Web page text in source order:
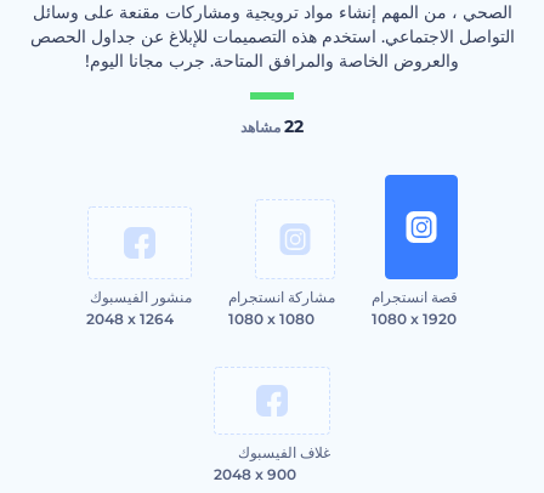
الصحي ، من المهم إنشاء مواد ترويجية ومشاركات مقنعة على وسائل
التواصل الاجتماعي. استخدم هذه التصميمات للإبلاغ عن جداول الحصص
والعروض الخاصة والمرافق المتاحة. جرب مجانا اليوم!
22 مشاهد
قصة انستجرام
1080 x 1920
مشاركة انستجرام
1080 x 1080
منشور الفيسبوك
2048 x 1264
غلاف الفيسبوك
2048 x 900